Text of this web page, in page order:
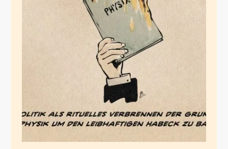
Die Physik-
Agnostiker
März 3, 2026